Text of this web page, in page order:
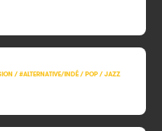
/ #ALTERNATIVE/INDÉ / POP / JAZZ